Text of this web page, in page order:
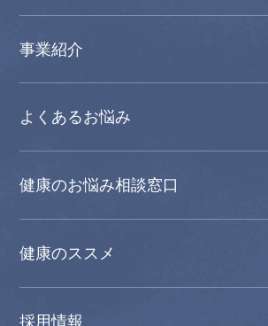
事業紹介
よくあるお悩み
健康のお悩み相談窓口
健康のススメ
採用情報